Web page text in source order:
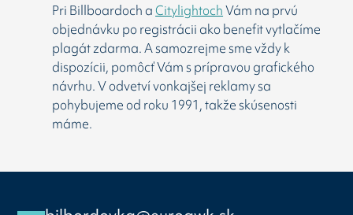
Pri Billboardoch aCitylightochVám na prvú
objednávku po registrácii ako benefit vytlačíme
plagát zdarma. A samozrejme sme vždy k
dispozícii, pomôcť Vám s prípravou grafického
návrhu. V odvetví vonkajšej reklamy sa
pohybujeme od roku 1991, takže skúsenosti
máme.